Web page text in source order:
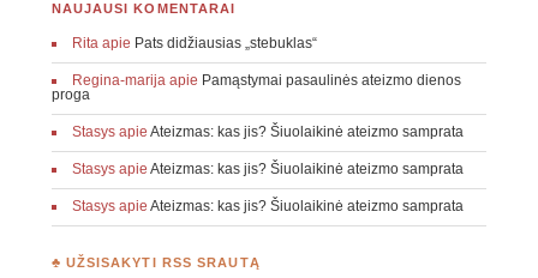
NAUJAUSI KOMENTARAI
Ritaapie Pats didžiausias „stebuklas“
Regina-marijaapie Pamąstymai pasaulinės ateizmo dienos
proga
Stasysapie Ateizmas: kas jis? Šiuolaikinė ateizmo samprata
Stasysapie Ateizmas: kas jis? Šiuolaikinė ateizmo samprata
Stasysapie Ateizmas: kas jis? Šiuolaikinė ateizmo samprata
♣ UŽSISAKYTI RSS SRAUTĄ